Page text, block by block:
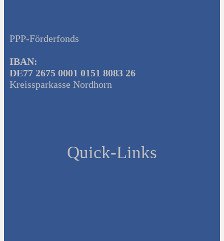
PPP-Förderfonds
IBAN:
DE77 2675 0001 0151 8083 26
Kreissparkasse Nordhorn
Quick-Links